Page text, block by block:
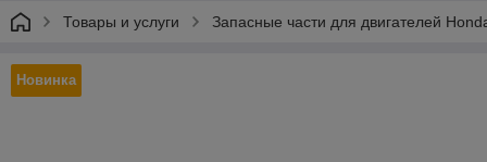
Товары и услуги Запасные части для двигателей
Новинка